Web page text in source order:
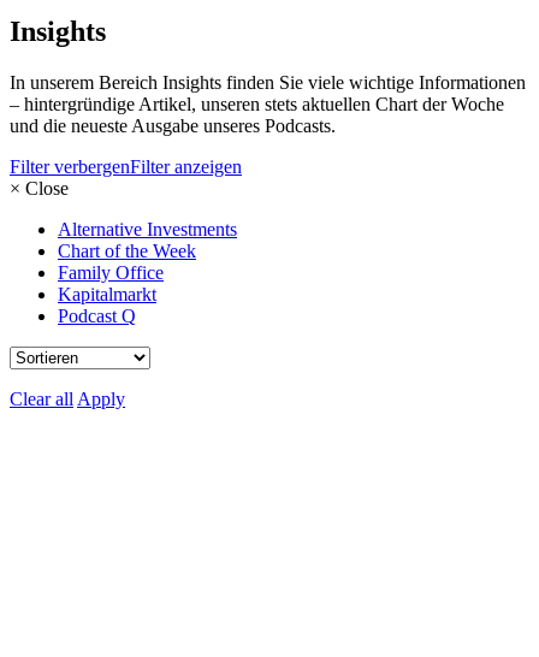
Insights
In unserem Bereich Insights finden Sie viele wichtige Informationen
– hintergründige Artikel, unseren stets aktuellen Chart der Woche
und die neueste Ausgabe unseres Podcasts.
Filter verbergenFilter anzeigen
× Close
Alternative Investments
Chart of the Week
Family Office
Kapitalmarkt
Podcast Q
Clear all Apply